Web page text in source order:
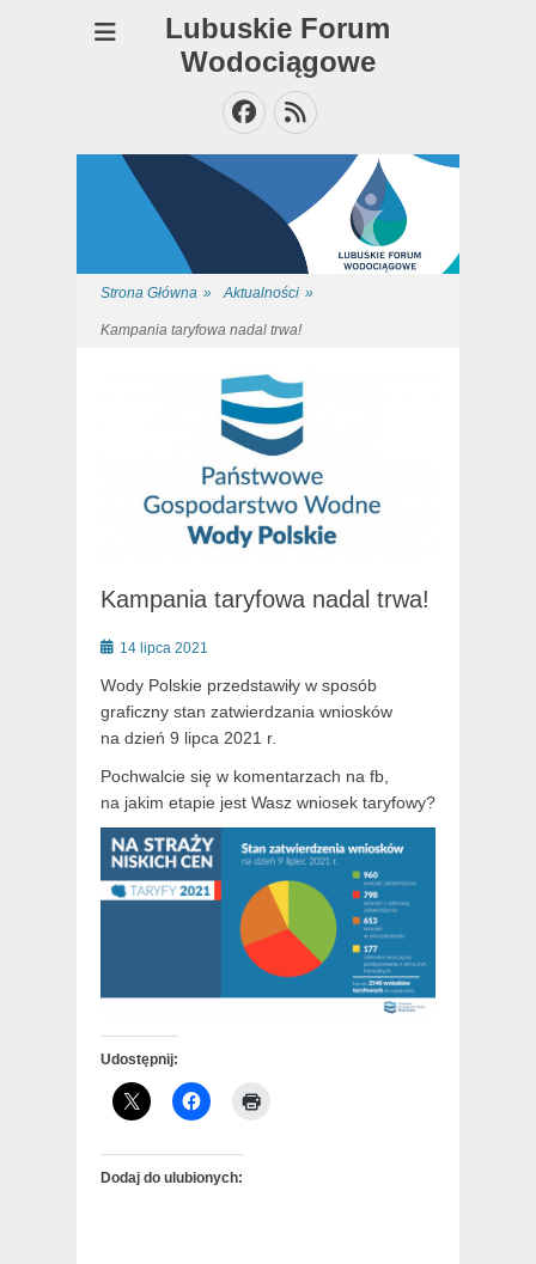
Lubuskie Forum
Wodociągowe
Facebook
Feed
Strona Główna » Aktualności »
Kampania taryfowa nadal trwa!
Kampania taryfowa nadal trwa!
Posted14 lipca 2021
Wody Polskie przedstawiły w sposób
graficzny stan zatwierdzania wniosków
na dzień 9 lipca 2021 r.
Pochwalcie się w komentarzach na fb,
na jakim etapie jest Wasz wniosek taryfowy?
Udostępnij:
Dodaj do ulubionych: